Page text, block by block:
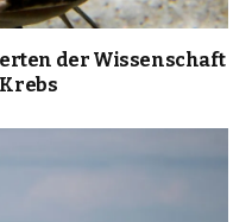
der Wissenschaft